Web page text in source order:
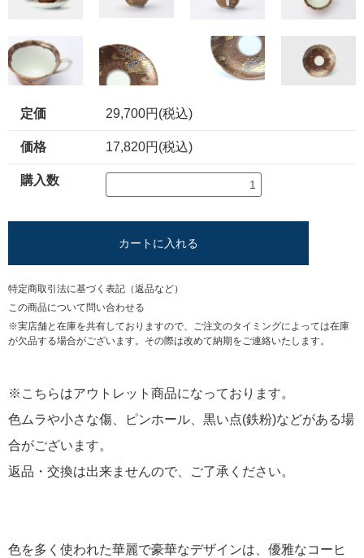
定価 29,700円(税込)
価格 17,820円(税込)
購入数
カートに入れる
特定商取引法に基づく表記（返品など）
この商品について問い合わせる
※実店舗と在庫を共有しておりますので、ご注文のタイミングによっては在庫
が欠品する場合がございます。その際は改めて納期をご連絡いたします。
※こちらはアウトレット商品になっております。
色ムラや小さな傷、ピンホール、黒い点(鉄粉)などがある場
合がございます。
返品・交換は出来ませんので、ご了承ください。
色を多く使われた華麗で豪華なデザインは、優雅なコーヒ